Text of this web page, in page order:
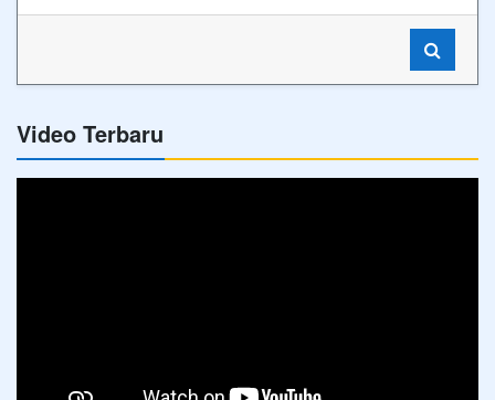
Video Terbaru